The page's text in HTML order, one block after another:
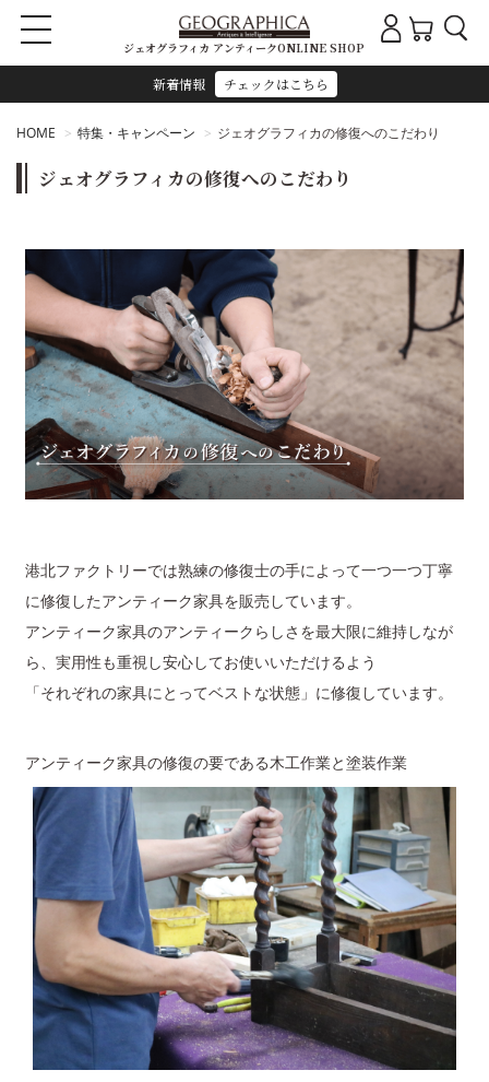
新着情報 チェックはこちら
ジェオグラフィカ アンティークONLINE SHOP
HOME 特集・キャンペーン ジェオグラフィカの修復へのこだわり
ジェオグラフィカの修復へのこだわり
港北ファクトリーでは熟練の修復士の手によって一つ一つ丁寧
に修復したアンティーク家具を販売しています。
アンティーク家具のアンティークらしさを最大限に維持しなが
ら、実用性も重視し安心してお使いいただけるよう
「それぞれの家具にとってベストな状態」に修復しています。
アンティーク家具の修復の要である木工作業と塗装作業